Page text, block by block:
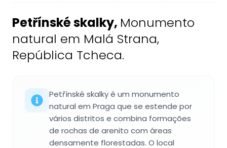
Petřínské skalky, Monumento
natural em Malá Strana,
República Tcheca.
Petřínské skalky é um monumento
natural em Praga que se estende por
vários distritos e combina formações
de rochas de arenito com áreas
densamente florestadas. O local